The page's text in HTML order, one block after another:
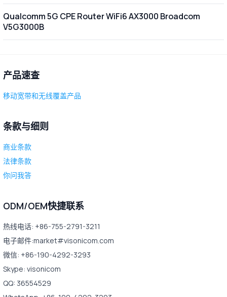
Qualcomm 5G CPE Router WiFi6 AX3000 Broadcom
V5G3000B
产品速查
移动宽带和无线覆盖产品
条款与细则
商业条款
法律条款
你问我答
ODM/OEM快捷联系
热线电话: +86-755-2791-3211
电子邮件:market#visonicom.com
微信: +86-190-4292-3293
Skype: visonicom
QQ: 36554529